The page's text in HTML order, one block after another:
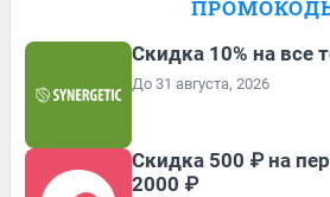
Скидка 10% на все
До 31 августа, 2026
Скидка 500 ₽ на
2000 ₽